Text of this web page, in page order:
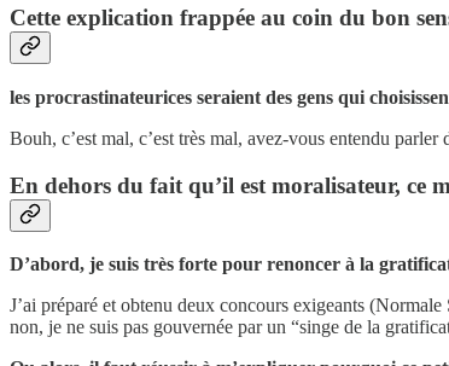
Cette explication frappée au coin du bon
les procrastinateurices seraient des gens qui
Bouh, c’est mal, c’est très mal, avez-vous entendu
En dehors du fait qu’il est moralisateur, ce
D’abord, je suis très forte pour renoncer à la
J’ai préparé et obtenu deux concours exigeants
non, je ne suis pas gouvernée par un “singe de la